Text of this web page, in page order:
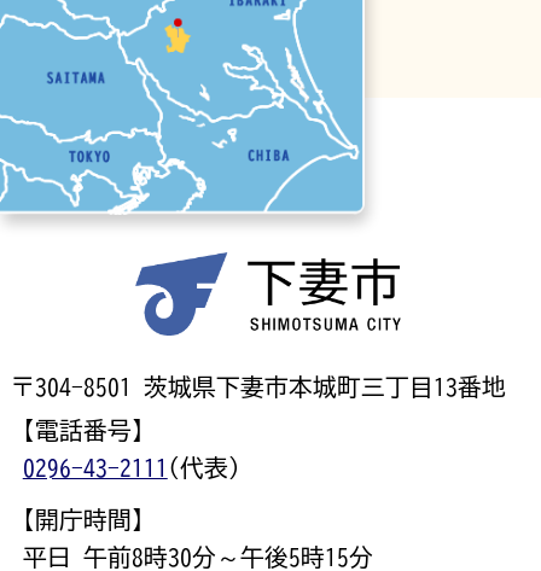
〒304-8501 茨城県下妻市本城町三丁目13番地
【電話番号】
0296-43-2111 (代表)
【開庁時間】
平日 午前8時30分～午後5時15分